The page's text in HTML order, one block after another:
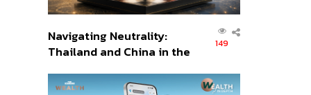
Navigating Neutrality:
Thailand and China in the
Order
149